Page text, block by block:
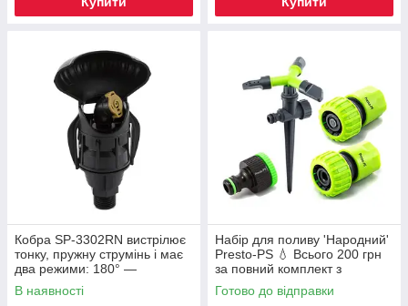
Кобра SP-3302RN вистрілює
тонку, пружну струмінь і має
два режими: 180° —
поливаєте грядки вздовж
доріжки, не мочите плитку.
В наявності
Набір для поливу 'Народний'
Presto-PS 💧 Всього 200 грн
за повний комплект з
дощувачем!
Готово до відправки